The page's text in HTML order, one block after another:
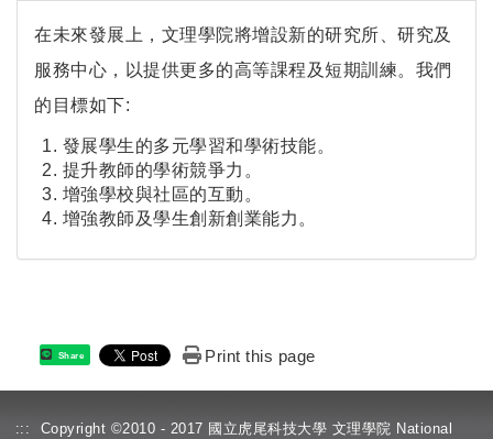
在未來發展上，文理學院將增設新的研究所、研究及
服務中心，以提供更多的高等課程及短期訓練。我們
的目標如下:
發展學生的多元學習和學術技能。
提升教師的學術競爭力。
增強學校與社區的互動。
增強教師及學生創新創業能力。
Share Print this page
::: Copyright ©2010 - 2017 國立虎尾科技大學 文理學院 National